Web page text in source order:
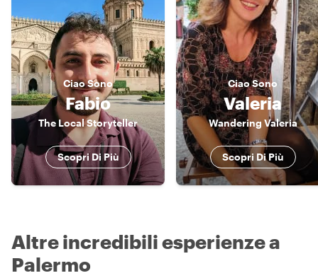
CiaoSono
Fabio
The Local Storyteller
Scopri Di Più
CiaoSono
Valeria
Wandering Valeria
Scopri Di Più
Altre incredibili esperienze a
Palermo